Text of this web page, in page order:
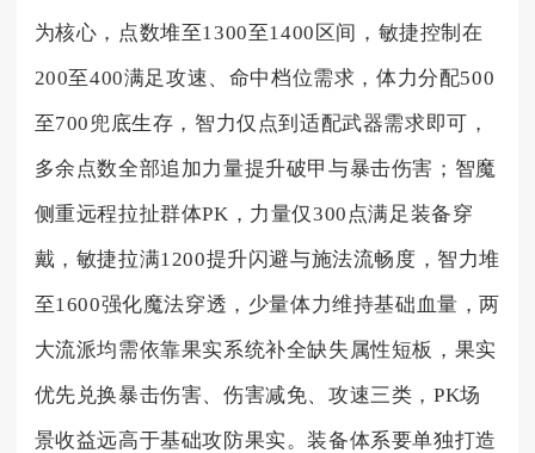
为核心，点数堆至1300至1400区间，敏捷控制在
200至400满足攻速、命中档位需求，体力分配500
至700兜底生存，智力仅点到适配武器需求即可，
多余点数全部追加力量提升破甲与暴击伤害；智魔
侧重远程拉扯群体PK，力量仅300点满足装备穿
戴，敏捷拉满1200提升闪避与施法流畅度，智力堆
至1600强化魔法穿透，少量体力维持基础血量，两
大流派均需依靠果实系统补全缺失属性短板，果实
优先兑换暴击伤害、伤害减免、攻速三类，PK场
景收益远高于基础攻防果实。装备体系要单独打造